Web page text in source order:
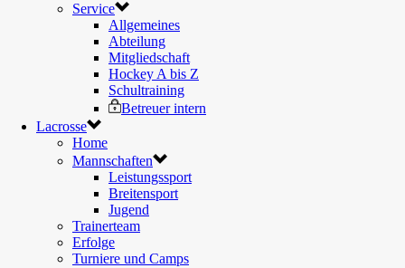
Service
Allgemeines
Abteilung
Mitgliedschaft
Hockey A bis Z
Schultraining
Betreuer intern
Lacrosse
Home
Mannschaften
Leistungssport
Breitensport
Jugend
Trainerteam
Erfolge
Turniere und Camps